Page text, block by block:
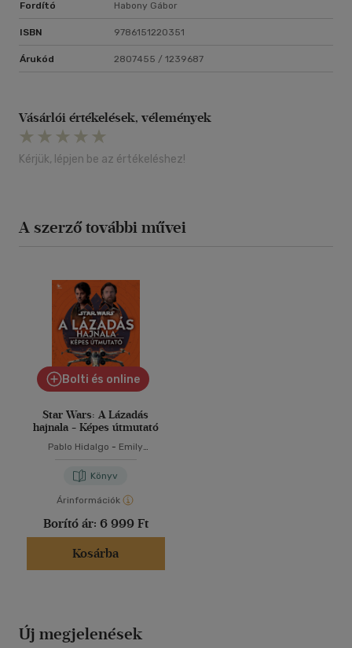
Fordító Habony Gábor
ISBN 9786151220351
Árukód 2807455 / 1239687
Vásárlói értékelések, vélemények
Kérjük, lépjen be az értékeléshez!
A szerző további művei
Bolti és online
Star Wars: A Lázadás
hajnala - Képes útmutató
Pablo Hidalgo - Emily
Könyv
Árinformációk
Borító ár: 6 999 Ft
Kosárba
Új megjelenések